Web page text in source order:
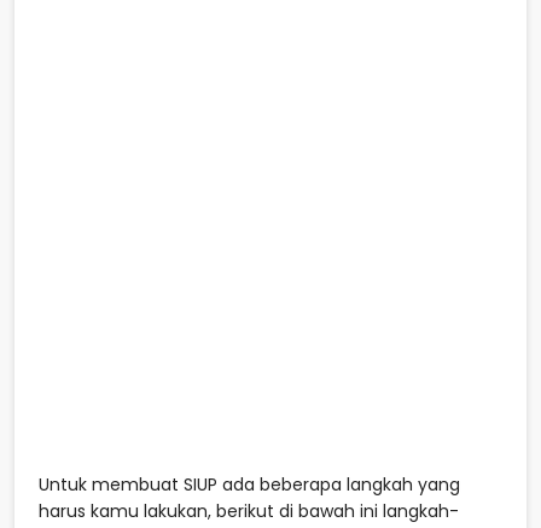
Untuk membuat SIUP ada beberapa langkah yang
harus kamu lakukan, berikut di bawah ini langkah-